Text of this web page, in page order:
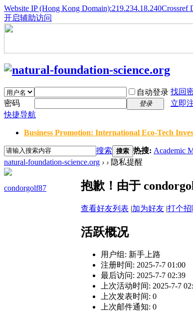
Website IP (Hong Kong Domain):219.234.18.240Crossref
开启辅助访问
自动登录 找回
密码
登录
立即
快捷导航
Business Promotion: International Eco-Tech
搜索 搜索 热搜: Academic
natural-foundation-science.org › › 隐私提醒
condorgolf87 抱歉！由于
查看好友列表 |加为好友 |打个招
活跃概况
用户组: 新手上路
注册时间: 2025-7-7 01:00
最后访问: 2025-7-7 02:39
上次活动时间: 2025-7-7
上次发表时间: 0
上次邮件通知: 0